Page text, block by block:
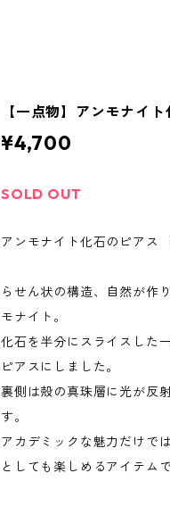
【一点物】アンモナイ
¥4,700
SOLD OUT
アンモナイト化石のピアス
らせん状の構造、自然が作
モナイト。
化石を半分にスライスした
ピアスにしました。
裏側は殻の真珠層に光が反
す。
アカデミックな魅力だけで
としても楽しめるアイテムで